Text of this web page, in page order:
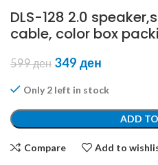
DLS-128 2.0
cable, color box
599ден 349 ден
Only 2 left in stock
ADD
Compare Add to